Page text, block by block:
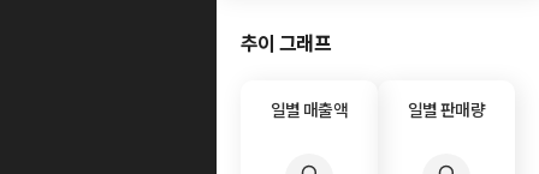
추이 그래프
일별 매출액 일별 판매량